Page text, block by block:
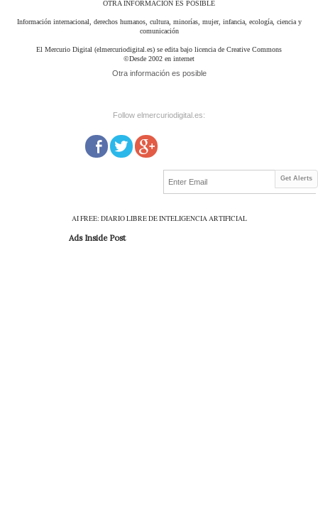
OTRA INFORMACIÓN ES POSIBLE
Información internacional, derechos humanos, cultura, minorías, mujer, infancia, ecología, ciencia y
comunicación
El Mercurio Digital (elmercuriodigital.es) se edita bajo licencia de Creative Commons
©Desde 2002 en internet
Otra información es posible
Follow elmercuriodigital.es:
Get Alerts
AI FREE: DIARIO LIBRE DE INTELIGENCIA ARTIFICIAL
Ads Inside Post